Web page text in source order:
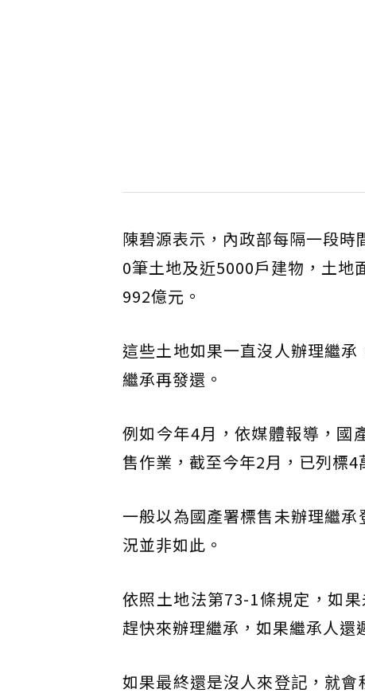
陳碧源表示，內政部每隔一段
0筆土地及近5000戶建物，土地
992億元。
這些土地如果一直沒人辦理繼
繼承再發還。
例如今年4月，依媒體報導，國
售作業，截至今年2月，已列標
一般以為國產署標售未辦理繼
況並非如此。
依照土地法第73-1條規定，如
趕快來辦理繼承，如果繼承人還
如果最終還是沒人來登記，就